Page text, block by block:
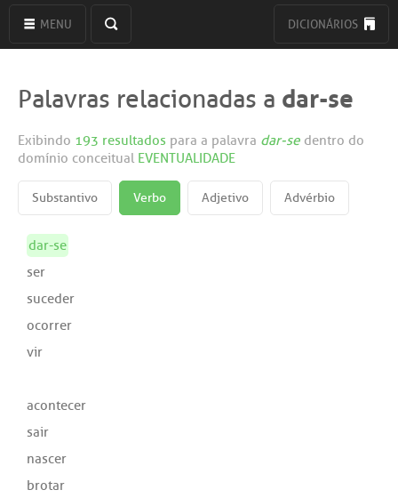
MENU DICIONÁRIOS
Palavras relacionadas a dar-se
Exibindo 193 resultados para a palavra dar-se dentro do
domínio conceitual EVENTUALIDADE
Substantivo Verbo Adjetivo Advérbio
dar-se
ser
suceder
ocorrer
vir
acontecer
sair
nascer
brotar